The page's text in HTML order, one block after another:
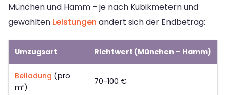
München und Hamm – je nach Kubikmetern und
gewählten Leistungen ändert sich der Endbetrag:
Umzugsart Richtwert (München – Hamm)
Beiladung (pro
m³)
70-100 €